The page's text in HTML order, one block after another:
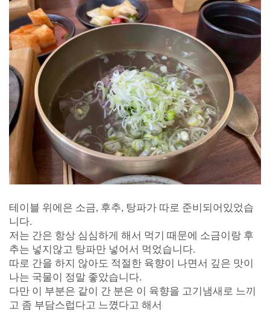
테이블 위에은 소금, 후추, 탕파가 따로 준비되어있었습
니다.
저는 간은 항상 심심하게 해서 먹기 때문에 소금이랑 후
추는 넣지않고 탕파만 넣어서 먹었습니다.
따로 간을 하지 않아도 적절한 육향이 나면서 깊은 맛이
나는 국물이 정말 좋았습니다.
다만 이 부분은 같이 간 분은 이 육향을 고기냄새로 느끼
고 좀 부담스럽다고 느꼈다고 해서